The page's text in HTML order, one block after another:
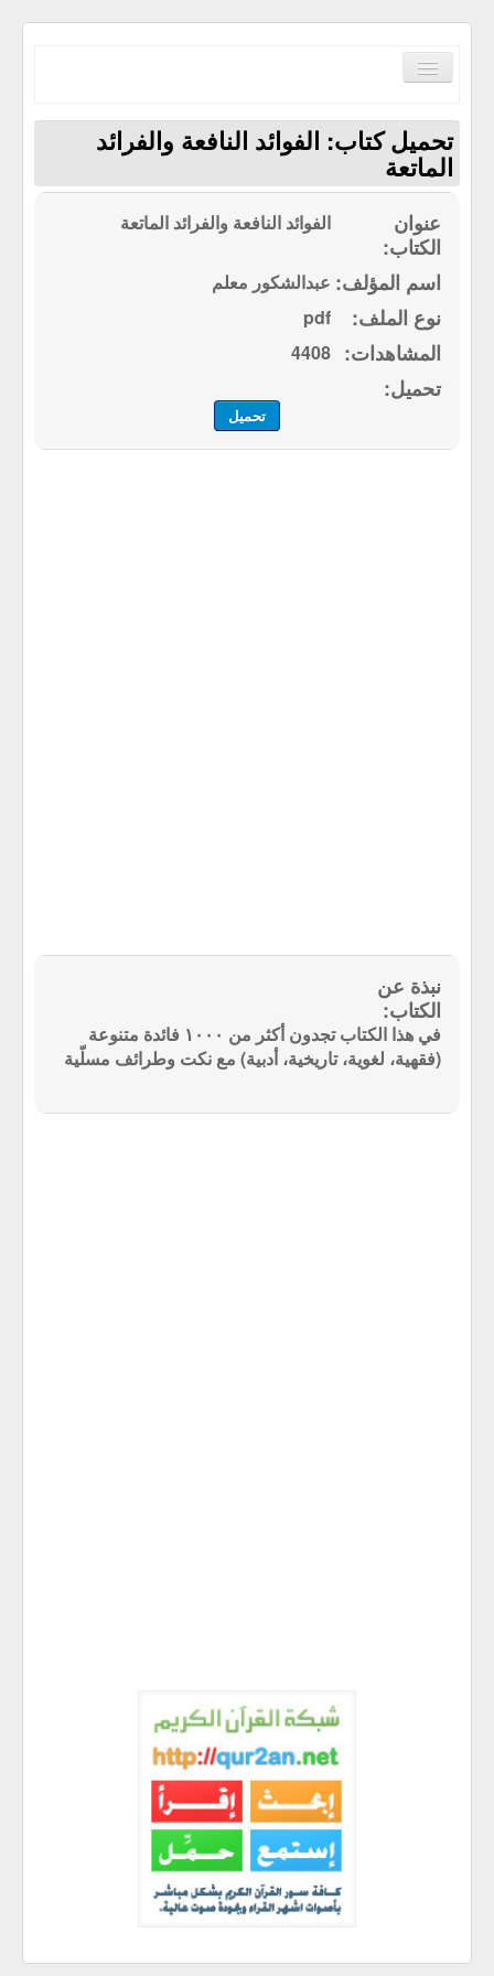
Toggle
Navigation
الصفحة الرئيسية
مكتبة القرآن الكريم
سياسة الموقع
تحميل كتاب: الفوائد النافعة والفرائد
الماتعة
الفوائد النافعة والفرائد الماتعة
عبدالشكور معلم
pdf
4408
تحميل
في هذا الكتاب تجدون أكثر من ١٠٠٠ فائدة متنوعة
(فقهية، لغوية، تاريخية، أدبية) مع نكت وطرائف مسلّية